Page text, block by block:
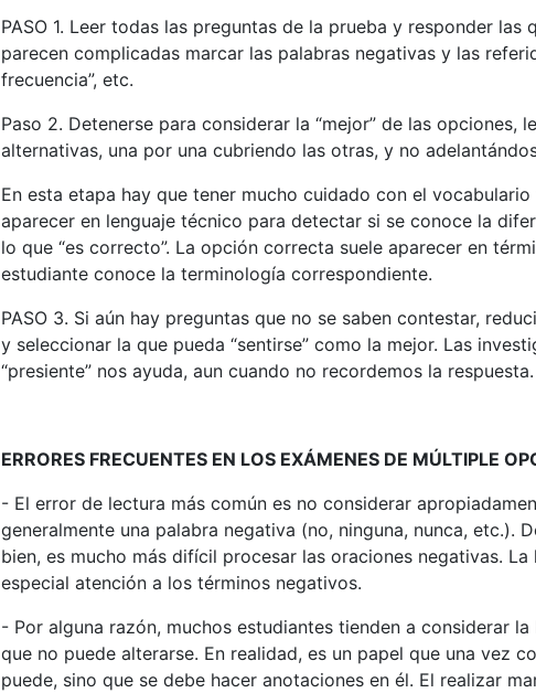
PASO 1. Leer todas las preguntas de la prueba y responder las
parecen complicadas marcar las palabras negativas y las
frecuencia”, etc.
Paso 2. Detenerse para considerar la “mejor” de las opciones,
alternativas, una por una cubriendo las otras, y no
En esta etapa hay que tener mucho cuidado con el
aparecer en lenguaje técnico para detectar si se conoce la
lo que “es correcto”. La opción correcta suele aparecer en
estudiante conoce la terminología correspondiente.
PASO 3. Si aún hay preguntas que no se saben contestar,
y seleccionar la que pueda “sentirse” como la mejor. Las
“presiente” nos ayuda, aun cuando no recordemos la respuesta.
ERRORES FRECUENTES EN LOS EXÁMENES DE MÚLTIPLE
- El error de lectura más común es no considerar
generalmente una palabra negativa (no, ninguna, nunca, etc.).
bien, es mucho más difícil procesar las oraciones negativas.
especial atención a los términos negativos.
- Por alguna razón, muchos estudiantes tienden a considerar
que no puede alterarse. En realidad, es un papel que una vez
puede, sino que se debe hacer anotaciones en él. El realizar